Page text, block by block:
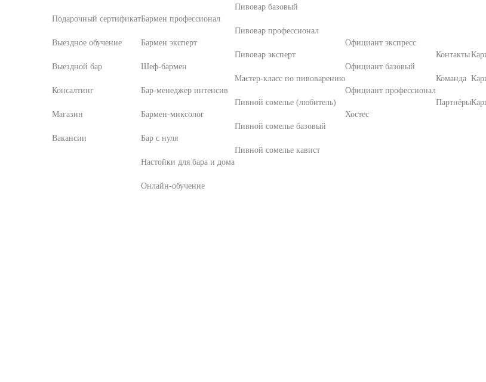
Подарочный сертификат
Выездное обучение
Выездной бар
Консалтинг
Магазин
Вакансии
Бармен профессионал
Бармен эксперт
Шеф-бармен
Бар-менеджер интенсив
Бармен-миксолог
Бар с нуля
Настойки для бара и дома
Онлайн-обучение
Пивовар базовый
Пивовар профессионал
Пивовар эксперт
Мастер-класс по пивоварению
Пивной сомелье (любитель)
Пивной сомелье базовый
Пивной сомелье кавист
Официант экспресс
Официант базовый
Официант профессионал
Хостес
Контакты
Команда
Партнёры